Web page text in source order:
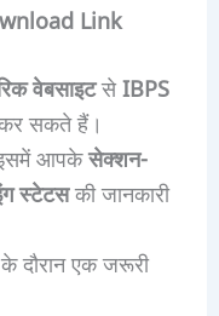
Link
वेबसाइटसेIBPS
सकते हैं।
इसमें आपकेसेक्शन-
स्टेटसकी जानकारी
दौरान एक जरूरी